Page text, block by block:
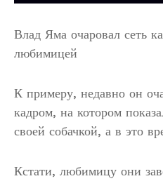
Влад Яма очаровал сеть
любимицей
К примеру, недавно он
кадром, на котором
своей собачкой, а в это
Кстати, любимицу они